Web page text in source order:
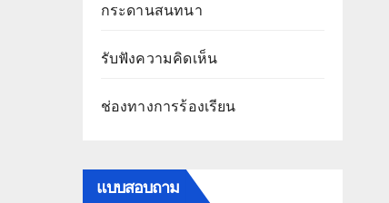
กระดานสนทนา
รับฟังความคิดเห็น
ช่องทางการร้องเรียน
แบบสอบถาม